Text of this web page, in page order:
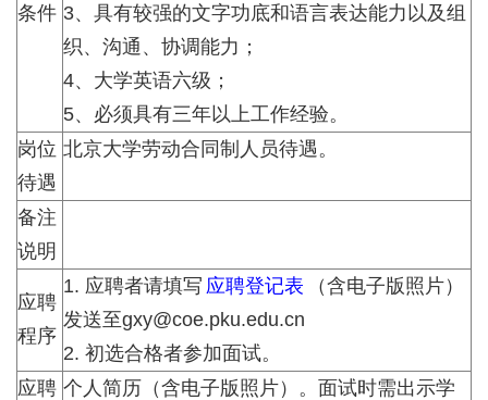
条件 3、 具有较强的文字功底和语言表达能力以及组
织、沟通、协调能力；
4、大学英语六级；
5、必须具有三年以上工作经验。
岗位
待遇
北京大学劳动合同制人员待遇。
备注
说明
应聘
程序
1. 应聘者请填写 应聘登记表
（含电子版照片）
发送至gxy@coe.pku.edu.cn
2. 初选合格者参加面试。
应聘 个人简历（含电子版照片）。面试时需出示学